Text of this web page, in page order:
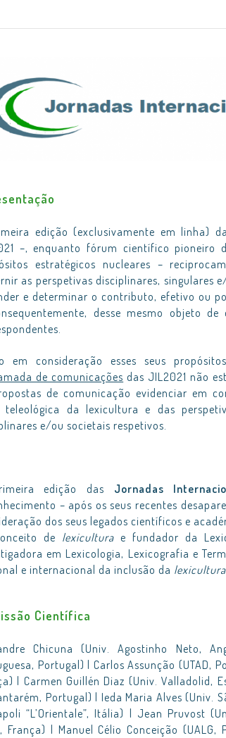
edição (exclusivamente em linha)
–, enquanto fórum científico pioneiro
estratégicos nucleares –
as perspetivas disciplinares, singulares
e determinar o contributo, efetivo ou
desse mesmo objeto
em consideração esses seus
de comunicações das JIL2021 não
de comunicação evidenciar em
da lexicultura e das
e/ou societais respetivos.
edição das Jornadas
– após os seus recentes
dos seus legados científicos e
de lexicultura e fundador da
em Lexicologia, Lexicografia e
e internacional da inclusão da lexicultura
Científica
Chicuna (Univ. Agostinho Neto,
Portugal) | Carlos Assunção (UTAD,
| Carmen Guillén Diaz (Univ. Valladolid,
Portugal) | Ieda Maria Alves (Univ.
“L’Orientale”, Itália) | Jean Pruvost
França) | Manuel Célio Conceição